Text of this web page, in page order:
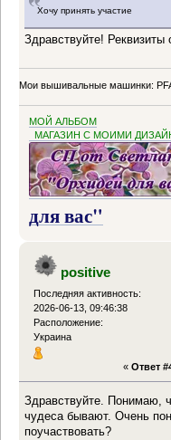
Хочу принять участие
Здравствуйте! Реквизиты
Мои вышивальные машинки:
МОЙ АЛЬБОМ
МАГАЗИН С МОИМИ
для вас"
positive
Последняя активность:
2026-06-13, 09:46:38
Расположение:
Украина
« Ответ
Здравствуйте. Понимаю,
чудеса бывают. Очень
поучаствовать?